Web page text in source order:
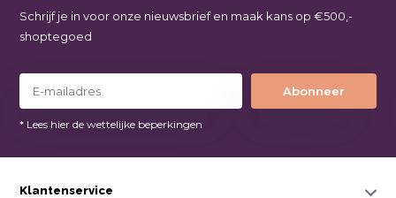
Schrijf je in voor onze nieuwsbrief en maak kans op €500,-
shoptegoed
Abonneer
* Lees hier de wettelijke beperkingen
Klantenservice